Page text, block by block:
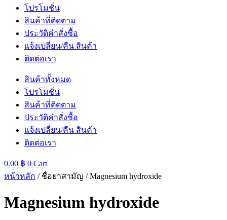
โปรโมชั่น
สินค้าที่ติดตาม
ประวัติคำสั่งซื้อ
แจ้งเปลี่ยน/คืน สินค้า
ติดต่อเรา
สินค้าทั้งหมด
โปรโมชั่น
สินค้าที่ติดตาม
ประวัติคำสั่งซื้อ
แจ้งเปลี่ยน/คืน สินค้า
ติดต่อเรา
0.00 ฿ 0 Cart
หน้าหลัก / ชื่อยาสามัญ / Magnesium hydroxide
Magnesium hydroxide